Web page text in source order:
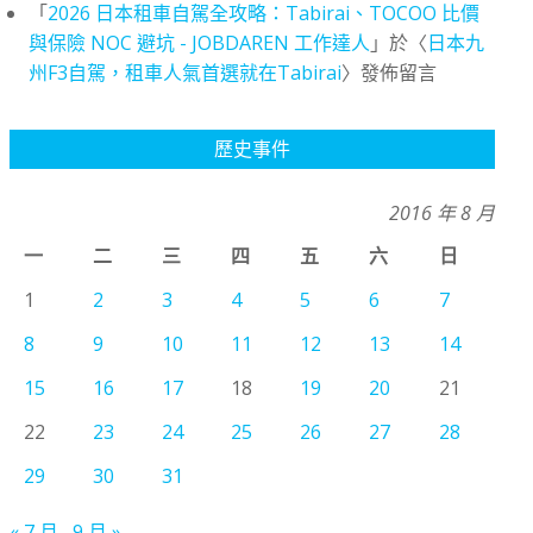
「2026 日本租車自駕全攻略：Tabirai、TOCOO 比價
與保險 NOC 避坑 - JOBDAREN 工作達人 」於〈日本九
州F3自駕，租車人氣首選就在Tabirai〉發佈留言
歷史事件
2016 年 8 月
一
二 三 四 五 六
日
1
2 3 4 5 6
7
8
9 10 11 12 13
14
15
16 17 18 19 20
21
22
23 24 25 26 27
28
29
30 31